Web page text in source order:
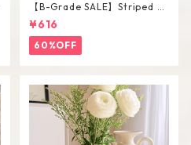
【B-Grade SALE】Striped Sh
ort Glass / M
¥616
60%OFF